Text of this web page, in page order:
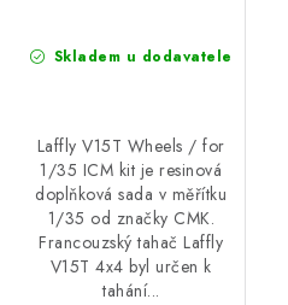
Skladem u dodavatele
Laffly V15T Wheels / for
1/35 ICM kit je resinová
doplňková sada v měřítku
1/35 od značky CMK.
Francouzský tahač Laffly
V15T 4x4 byl určen k
tahání...